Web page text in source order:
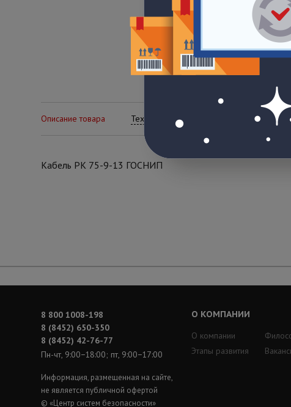
Описание товара Технические характеристики
Кабель РК 75-9-13 ГОСНИП
8 800 1008-198
8 (8452) 650-350
8 (8452) 42-76-77
Пн-чт, 9:00−18:00; пт, 9:00−17:00
Информация, размещенная на сайте,
не является публичной офертой
© «Центр систем безопасности»
О КОМПАНИИ
О компании
Этапы развития